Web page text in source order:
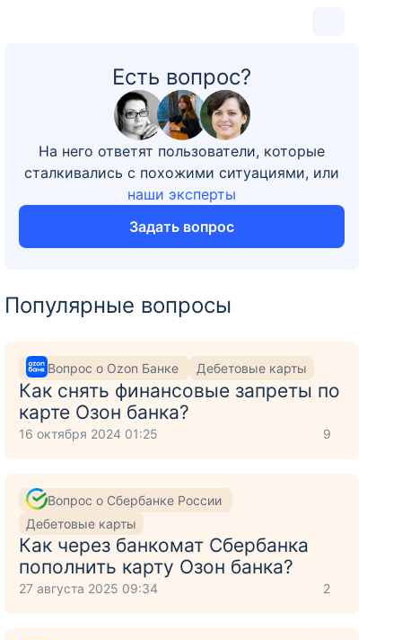
Есть вопрос?
На него ответят пользователи, которые
сталкивались с похожими ситуациями, или
наши эксперты
Задать вопрос
Популярные вопросы
Вопрос о Ozon Банке Дебетовые карты
Как снять финансовые запреты по
карте Озон банка?
16 октября 2024 01:25 9
Вопрос о Сбербанке России
Дебетовые карты
Как через банкомат Сбербанка
пополнить карту Озон банка?
27 августа 2025 09:34 2